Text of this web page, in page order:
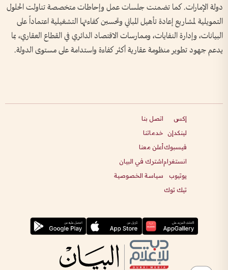
دولة الإمارات. كما تضمنت جلسات عمل وإحاطات متخصصة تناولت الحلول
التمويلية لمشاريع إعادة تأهيل المباني وتحسين كفاءتها التشغيلية اعتماداً على
البيانات، وإدارة النفايات، وممارسات الاقتصاد الدائري في القطاع العقاري، بما
يدعم جهود تطوير منظومة عقارية أكثر كفاءة واستدامة على مستوى الدولة.
إكس
لينكدإن
فيسبوك
انستغرام
يوتيوب
تيك توك
اتصل بنا
خدماتنا
أعلن معنا
اشترك في البيان
سياسة الخصوصية